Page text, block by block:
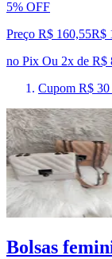
5% OFF
Preço R$ 160,55R$
no Pix Ou 2x de R$
Cupom R$
Bolsas